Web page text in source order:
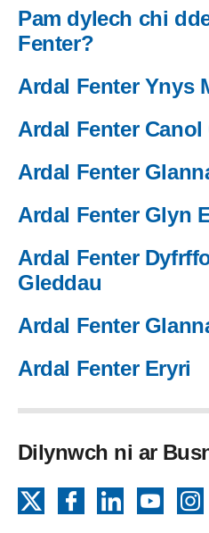
Pam dylech chi
Fenter?
Ardal Fenter Ynys
Ardal Fenter Canol
Ardal Fenter
Ardal Fenter Glyn
Ardal Fenter
Gleddau
Ardal Fenter
Ardal Fenter Eryri
Dilynwch ni ar
FacebookLinkedIn